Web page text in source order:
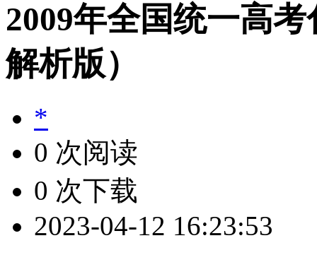
2009年全国统一高
解析版）
*
0 次阅读
0 次下载
2023-04-12 16:23:53